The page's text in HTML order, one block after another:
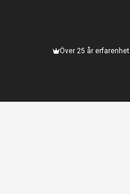
Över 25 år erfarenhet